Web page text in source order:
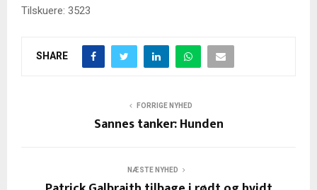
Tilskuere: 3523
SHARE
FORRIGE NYHED
Sannes tanker: Hunden
NÆSTE NYHED